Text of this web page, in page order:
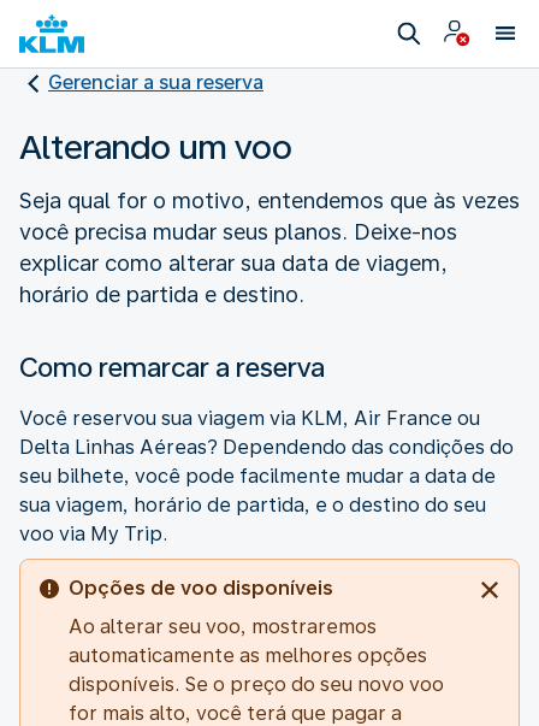
Gerenciar a sua reserva
Alterando um voo
Seja qual for o motivo, entendemos que às vezes
você precisa mudar seus planos. Deixe-nos
explicar como alterar sua data de viagem,
horário de partida e destino.
Como remarcar a reserva
Você reservou sua viagem via KLM, Air France ou
Delta Linhas Aéreas? Dependendo das condições do
seu bilhete, você pode facilmente mudar a data de
sua viagem, horário de partida, e o destino do seu
voo via My Trip.
Opções de voo disponíveis
Ao alterar seu voo, mostraremos
automaticamente as melhores opções
disponíveis. Se o preço do seu novo voo
for mais alto, você terá que pagar a